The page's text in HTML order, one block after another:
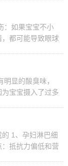
炎等一些眼...
：如果宝宝不小
都可能导致眼球
：婴儿和成人...
显的酸臭味，
宝宝摄入了过多
粉喂养，需确...
1、孕妇淋巴细
抵抗力偏低和营